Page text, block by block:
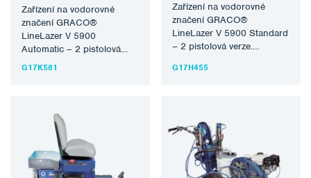
Zařízení na vodorovné
značení GRACO®
LineLazer V 5900
Automatic – 2 pistolová
verze. Aplikační stroj pro
G17K581
Zařízení na vodorovné
značení GRACO®
LineLazer V 5900 Standard
– 2 pistolová verze.
vodorovné dopravní
G17H455